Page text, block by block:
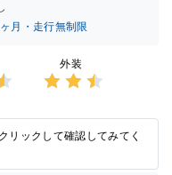
月・走行無制限
外装
2.5点
の評価
リックして確認してみてく